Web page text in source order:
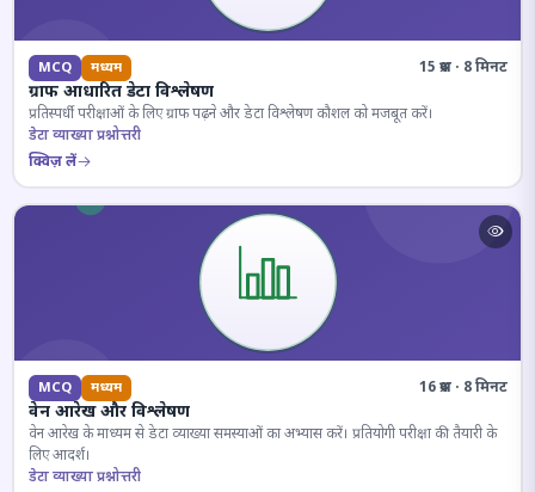
MCQ मध्यम 15 प्रश्न · 8 मिनट
ग्राफ आधारित डेटा विश्लेषण
प्रतिस्पर्धी परीक्षाओं के लिए ग्राफ पढ़ने और डेटा विश्लेषण कौशल को मजबूत करें।
डेटा व्याख्या प्रश्नोत्तरी
क्विज़ लें
MCQ मध्यम 16 प्रश्न · 8 मिनट
वेन आरेख और विश्लेषण
वेन आरेख के माध्यम से डेटा व्याख्या समस्याओं का अभ्यास करें। प्रतियोगी परीक्षा की तैयारी के
लिए आदर्श।
डेटा व्याख्या प्रश्नोत्तरी